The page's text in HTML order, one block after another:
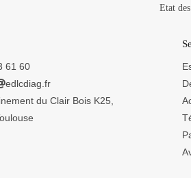
Etat
61 60
edlcdiag.fr
du Clair Bois K25,